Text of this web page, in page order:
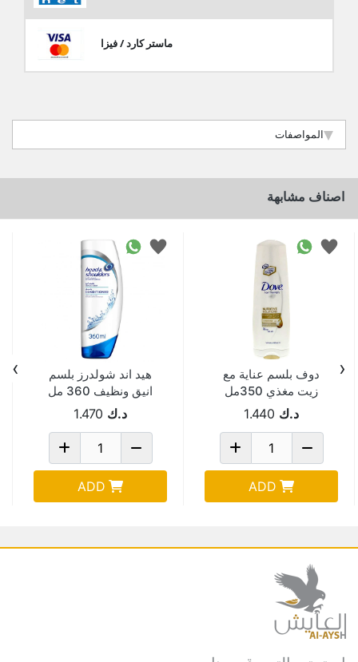
ماستر كارد / فيزا
المواصفات
اصناف مشابهة
دوف بلسم عناية مع
زيت مغذي 350مل
د.ك 1.440
ADD
هيد اند شولدرز بلسم
انيق ونظيف 360 مل
د.ك 1.470
ADD
‹
›